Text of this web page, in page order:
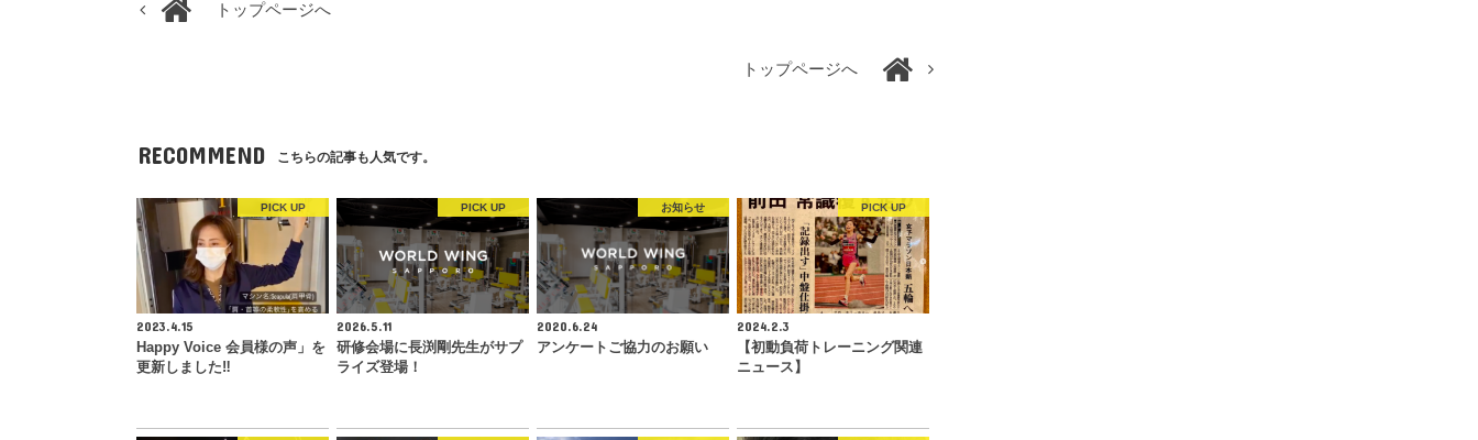
トップページへ
トップページへ
RECOMMEND こちらの記事も人気です。
PICK UP
2023.4.15
Happy Voice 会員様の声」を
更新しました‼︎
PICK UP
2026.5.11
研修会場に長渕剛先生がサプ
ライズ登場！
お知らせ
2020.6.24
アンケートご協力のお願い
PICK UP
2024.2.3
【初動負荷トレーニング関連
ニュース】